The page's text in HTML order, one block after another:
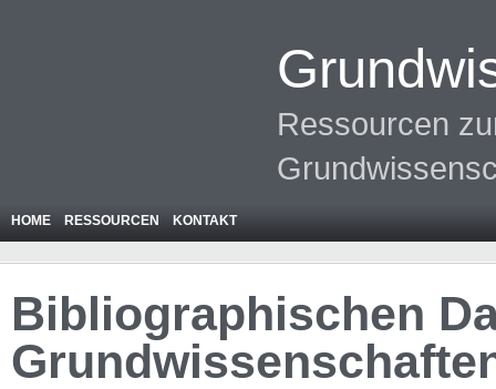
Ressourcen
HOME RESSOURCEN KONTAKT
Bibliographischen